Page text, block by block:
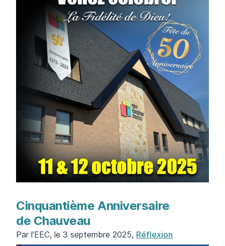
Cinquantième Anniversaire
de Chauveau
Par l'EEC, le 3 septembre 2025, Réflexion